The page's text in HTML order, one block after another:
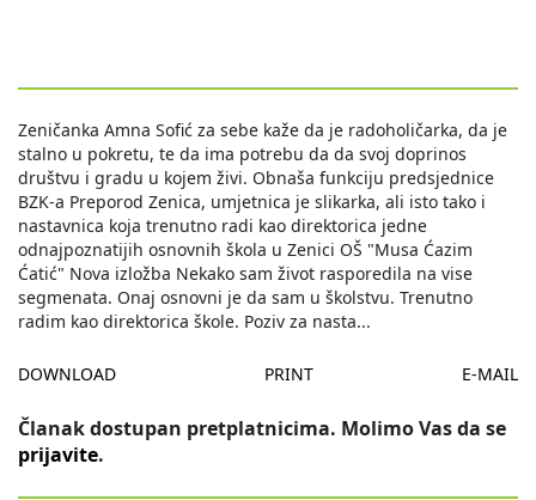
Zeničanka Amna Sofić za sebe kaže da je radoholičarka, da je
stalno u pokretu, te da ima potrebu da da svoj doprinos
društvu i gradu u kojem živi. Obnaša funkciju predsjednice
BZK-a Preporod Zenica, umjetnica je slikarka, ali isto tako i
nastavnica koja trenutno radi kao direktorica jedne
odnajpoznatijih osnovnih škola u Zenici OŠ "Musa Ćazim
Ćatić" Nova izložba Nekako sam život rasporedila na vise
segmenata. Onaj osnovni je da sam u školstvu. Trenutno
radim kao direktorica škole. Poziv za nasta...
DOWNLOAD PRINT E-MAIL
Članak dostupan pretplatnicima. Molimo Vas da se
prijavite.